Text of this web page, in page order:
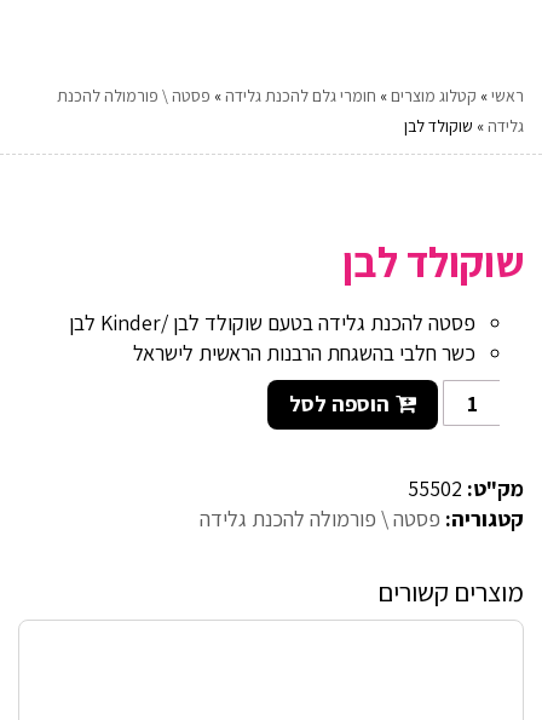
ראשי» קטלוג מוצרים » חומרי גלם להכנת גלידה » פסטה \ פורמולה להכנת
גלידה » שוקולד לבן
שוקולד לבן
פסטה להכנת גלידה בטעם שוקולד לבן /Kinder לבן
כשר חלבי בהשגחת הרבנות הראשית לישראל
הוספה לסל
מק"ט: 55502
קטגוריה: פסטה \ פורמולה להכנת גלידה
מוצרים קשורים